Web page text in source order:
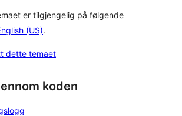
er tilgjengelig på følgende
(US).
dette temaet
koden